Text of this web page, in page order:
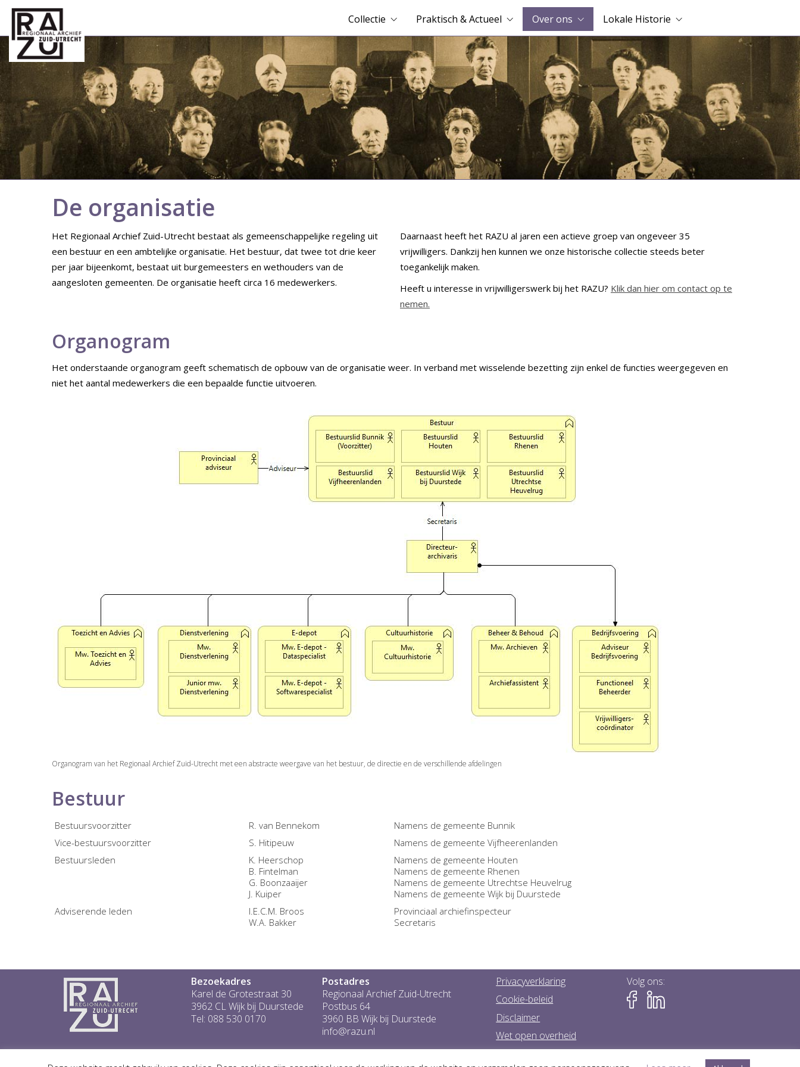
Collectie Praktisch & Actueel Over ons Lokale Historie
De organisatie
Het Regionaal Archief Zuid-Utrecht bestaat als gemeenschappelijke regeling uit
een bestuur en een ambtelijke organisatie. Het bestuur, dat twee tot drie keer
per jaar bijeenkomt, bestaat uit burgemeesters en wethouders van de
aangesloten gemeenten. De organisatie heeft circa 16 medewerkers.
Daarnaast heeft het RAZU al jaren een actieve groep van ongeveer 35
vrijwilligers. Dankzij hen kunnen we onze historische collectie steeds beter
toegankelijk maken.
Heeft u interesse in vrijwilligerswerk bij het RAZU? Klik dan hier om contact op te
nemen.
Organogram
Het onderstaande organogram geeft schematisch de opbouw van de organisatie weer. In verband met wisselende bezetting zijn enkel de functies weergegeven en
niet het aantal medewerkers die een bepaalde functie uitvoeren.
Organogram van het Regionaal Archief Zuid-Utrecht met een abstracte weergave van het bestuur, de directie en de verschillende afdelingen
Bestuur
Bestuursvoorzitter R. van Bennekom
Namens de gemeente Bunnik
Vice-bestuursvoorzitter
S. Hitipeuw
Namens de gemeente Vijfheerenlanden
Bestuursleden
K. Heerschop
B. Fintelman
G. Boonzaaijer
J. Kuiper
Namens de gemeente Houten
Namens de gemeente Rhenen
Namens de gemeente Utrechtse Heuvelrug
Namens de gemeente Wijk bij Duurstede
Adviserende leden
I.E.C.M. Broos
W.A. Bakker
Provinciaal archiefinspecteur
Secretaris
Bezoekadres
Karel de Grotestraat 30
3962 CL Wijk bij Duurstede
Tel: 088 530 0170
Postadres
Regionaal Archief Zuid-Utrecht
Postbus 64
3960 BB Wijk bij Duurstede
info@razu.nl
Privacyverklaring
Cookie-beleid
Disclaimer
Wet open overheid
Volg ons: